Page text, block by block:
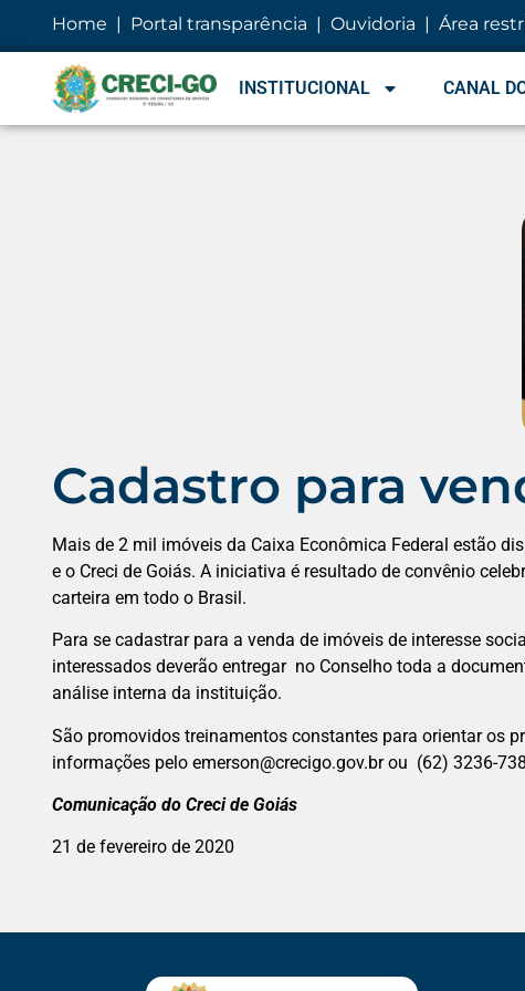
Home | Portal transparência | Ouvidoria | Área
INSTITUCIONAL CANAL
Cadastro para
Mais de 2 mil imóveis da Caixa Econômica Federal estão
e o Creci de Goiás. A iniciativa é resultado de convênio
carteira em todo o Brasil.
Para se cadastrar para a venda de imóveis de interesse
interessados deverão entregar no Conselho toda a
análise interna da instituição.
São promovidos treinamentos constantes para orientar os
informações pelo emerson@crecigo.gov.br ou (62) 3236-
Comunicação do Creci de Goiás
21 de fevereiro de 2020